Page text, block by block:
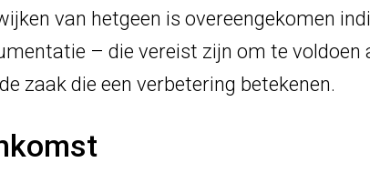
van hetgeen is overeengekomen
– die vereist zijn om te
zaak die een verbetering betekenen.